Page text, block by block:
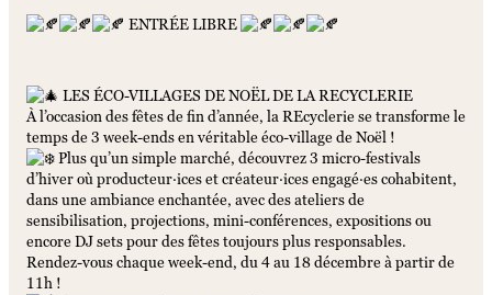
ENTRÉE LIBRE
LES ÉCO-VILLAGES DE NOËL DE LA RECYCLERIE
À l’occasion des fêtes de fin d’année, la REcyclerie se transforme le
temps de 3 week-ends en véritable éco-village de Noël !
Plus qu’un simple marché, découvrez 3 micro-festivals
d’hiver où producteur·ices et créateur·ices engagé·es cohabitent,
dans une ambiance enchantée, avec des ateliers de
sensibilisation, projections, mini-conférences, expositions ou
encore DJ sets pour des fêtes toujours plus responsables.
Rendez-vous chaque week-end, du 4 au 18 décembre à partir de
11h !